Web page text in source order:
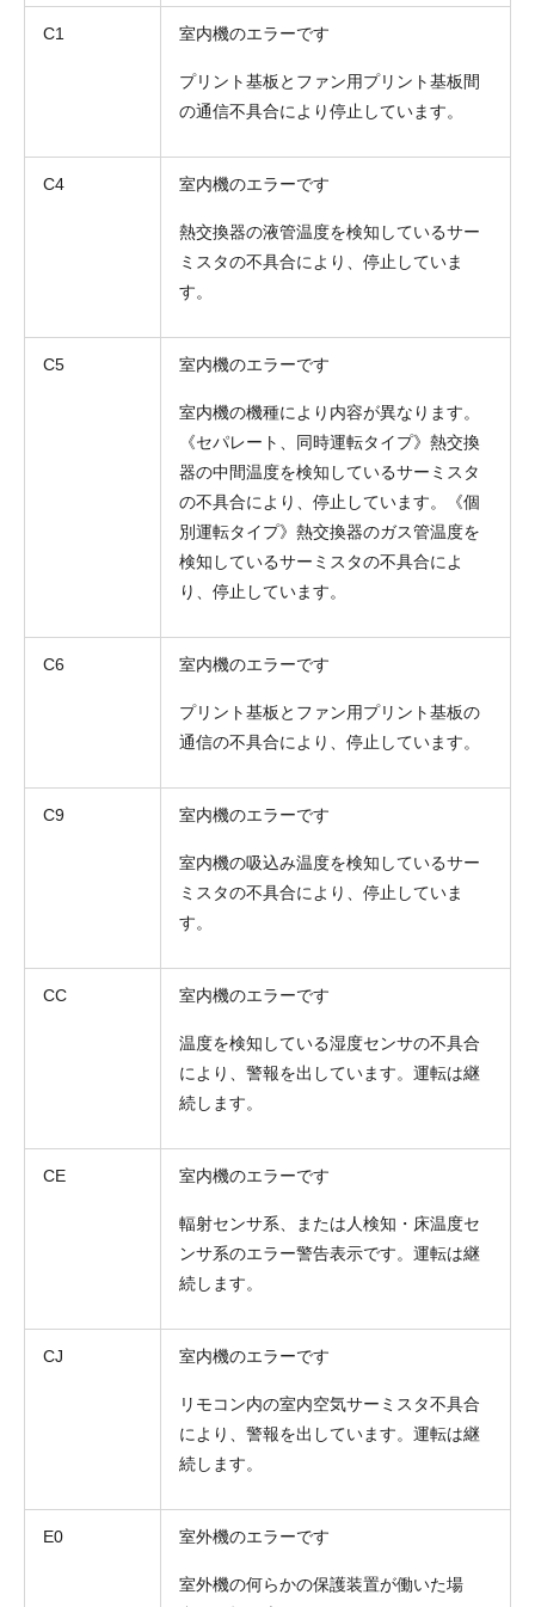
C1 室内機のエラーです
プリント基板とファン用プリント基板間
の通信不具合により停止しています。
C4 室内機のエラーです
熱交換器の液管温度を検知しているサー
ミスタの不具合により、停止していま
す。
C5 室内機のエラーです
室内機の機種により内容が異なります。
《セパレート、同時運転タイプ》熱交換
器の中間温度を検知しているサーミスタ
の不具合により、停止しています。《個
別運転タイプ》熱交換器のガス管温度を
検知しているサーミスタの不具合によ
り、停止しています。
C6 室内機のエラーです
プリント基板とファン用プリント基板の
通信の不具合により、停止しています。
C9 室内機のエラーです
室内機の吸込み温度を検知しているサー
ミスタの不具合により、停止していま
す。
CC 室内機のエラーです
温度を検知している湿度センサの不具合
により、警報を出しています。運転は継
続します。
CE 室内機のエラーです
輻射センサ系、または人検知・床温度セ
ンサ系のエラー警告表示です。運転は継
続します。
CJ 室内機のエラーです
リモコン内の室内空気サーミスタ不具合
により、警報を出しています。運転は継
続します。
E0 室外機のエラーです
室外機の何らかの保護装置が働いた場
お問合せ内容 工事お見積り依頼
その他
メッセージ